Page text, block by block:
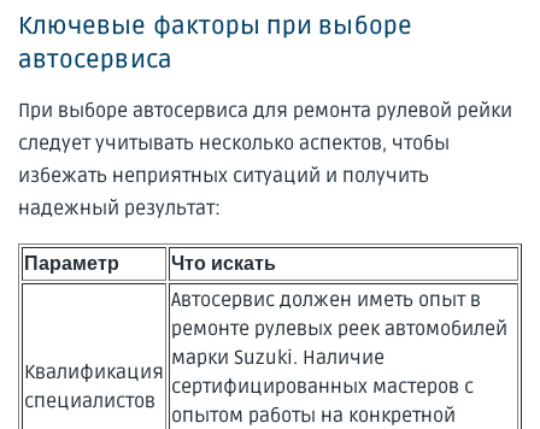
Ключевые факторы при выборе
автосервиса
При выборе автосервиса для ремонта рулевой рейки
следует учитывать несколько аспектов, чтобы
избежать неприятных ситуаций и получить
надежный результат:
Параметр Что искать
Квалификация
специалистов
Автосервис должен иметь опыт в
ремонте рулевых реек автомобилей
марки Suzuki. Наличие
сертифицированных мастеров с
опытом работы на конкретной